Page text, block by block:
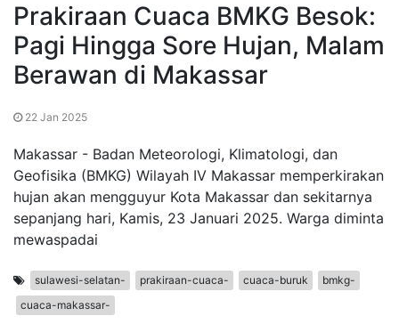
Prakiraan Cuaca BMKG Besok:
Pagi Hingga Sore Hujan, Malam
Berawan di Makassar
22 Jan 2025
Makassar - Badan Meteorologi, Klimatologi, dan
Geofisika (BMKG) Wilayah IV Makassar memperkirakan
hujan akan mengguyur Kota Makassar dan sekitarnya
sepanjang hari, Kamis, 23 Januari 2025. Warga diminta
mewaspadai
sulawesi-selatan- prakiraan-cuaca- cuaca-buruk
bmkg-
cuaca-makassar-